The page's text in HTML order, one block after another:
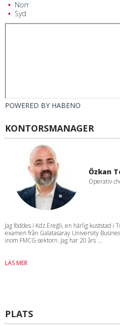
Norr
Syd
POWERED BY HABENO
KONTORSMANAGER
Özkan
Operativ
Jag föddes i Kdz.Ereğli, en härlig kuststad
examen från Galatasaray University
inom FMCG-sektorn. Jag har 20 års ...
LÄS MER
PLATS